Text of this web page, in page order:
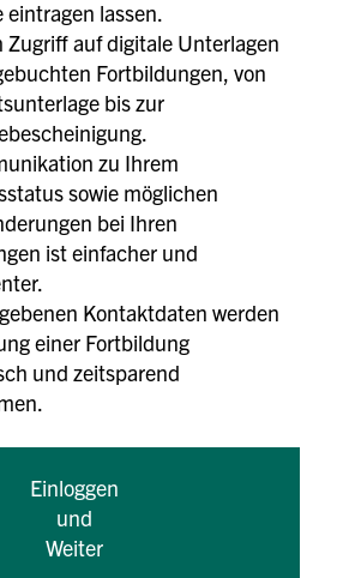
lassen.
Zugriff auf digitale Unterlagen
Fortbildungen, von
bis zur
zu Ihrem
sowie möglichen
bei Ihren
ist einfacher und
Kontaktdaten werden
einer Fortbildung
und zeitsparend
Einloggen
und
Weiter